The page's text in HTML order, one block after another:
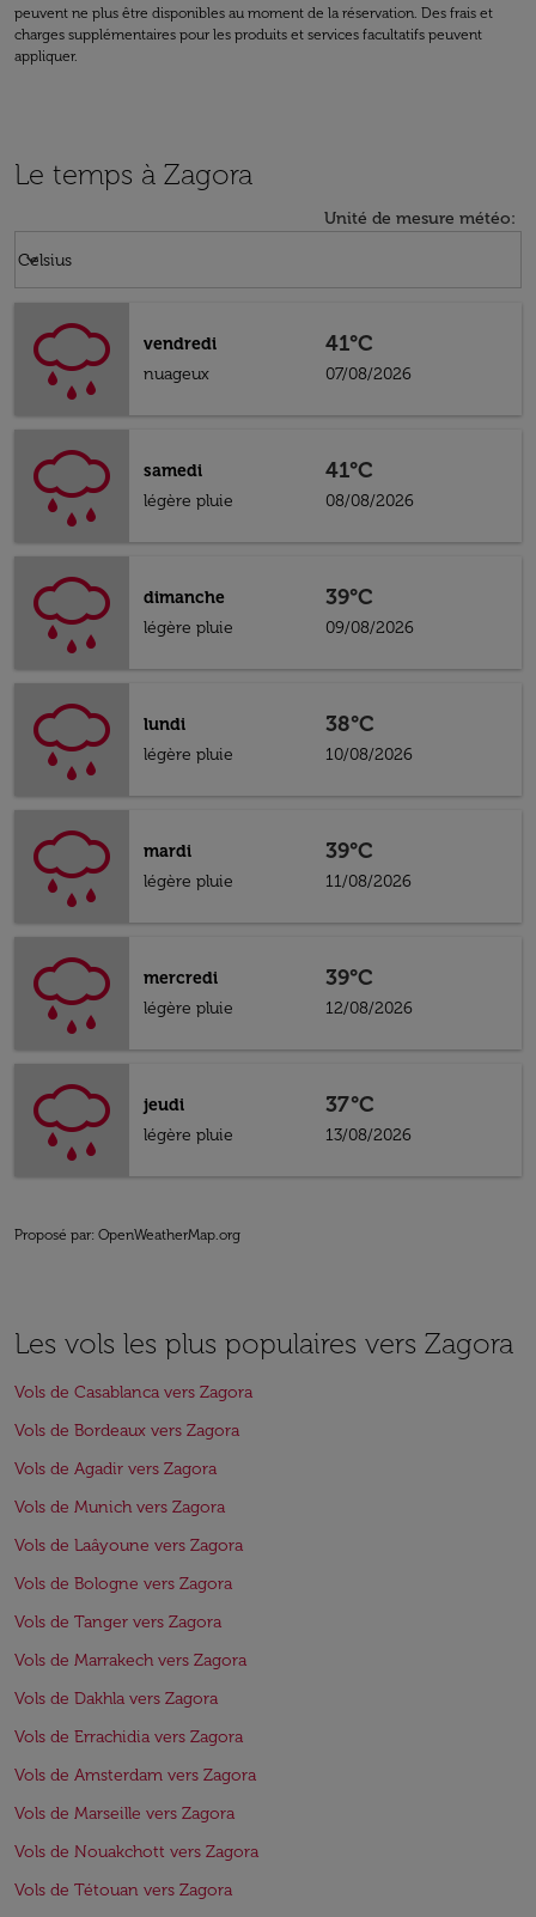
peuvent ne plus être disponibles au moment de la réservation. Des frais et
charges supplémentaires pour les produits et services facultatifs peuvent
appliquer.
Le temps à Zagora
Unité de mesure météo:
Celsius
keyboard_arrow_down
vendredi
nuageux
41°C
07/08/2026
samedi
légère pluie
41°C
08/08/2026
dimanche
légère pluie
39°C
09/08/2026
lundi
légère pluie
38°C
10/08/2026
mardi
légère pluie
39°C
11/08/2026
mercredi
légère pluie
39°C
12/08/2026
jeudi
légère pluie
37°C
13/08/2026
Proposé par: OpenWeatherMap.org
Les vols les plus populaires vers Zagora
Vols de Casablanca vers Zagora
Vols de Bordeaux vers Zagora
Vols de Agadir vers Zagora
Vols de Munich vers Zagora
Vols de Laâyoune vers Zagora
Vols de Bologne vers Zagora
Vols de Tanger vers Zagora
Vols de Marrakech vers Zagora
Vols de Dakhla vers Zagora
Vols de Errachidia vers Zagora
Vols de Amsterdam vers Zagora
Vols de Marseille vers Zagora
Vols de Nouakchott vers Zagora
Vols de Tétouan vers Zagora